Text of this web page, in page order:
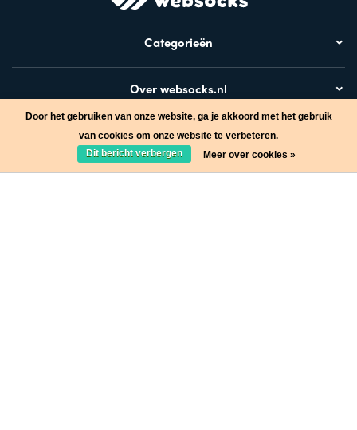
Categorieën
Over websocks.nl
Bezoek ook
Door het gebruiken van onze website, ga je akkoord met het gebruik
van cookies om onze website te verbeteren.
Dit bericht verbergen
Meer over cookies »